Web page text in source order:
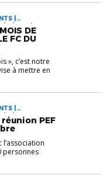
|
| VIE DES
DE
FC DU
», c’est notre
à mettre en
|
PEF
personnes